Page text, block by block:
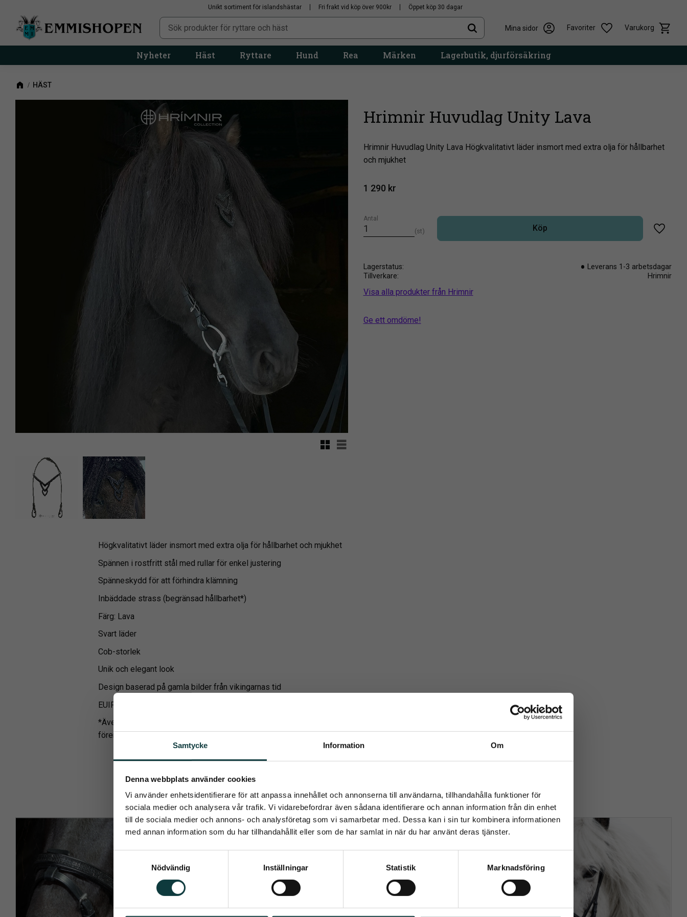
Samtycke Information Om
Denna webbplats använder cookies
Vi använder enhetsidentifierare för att anpassa innehållet och annonserna till användarna, tillhandahålla funktioner för
sociala medier och analysera vår trafik. Vi vidarebefordrar även sådana identifierare och annan information från din enhet
till de sociala medier och annons- och analysföretag som vi samarbetar med. Dessa kan i sin tur kombinera informationen
med annan information som du har tillhandahållit eller som de har samlat in när du har använt deras tjänster.
m
Nödvändig Inställningar Statistik Marknadsföring
Unikt sortiment för islandshästar Fri frakt vid köp över 900kr Öppet köp 30 dagar
Mina sidor Favoriter Varukorg
Önskelista
Nyheter Häst Ryttare Hund Rea Märken Lagerbutik, djurförsäkring
HÄST
Hrimnir Huvudlag Unity Lava
Hrimnir Huvudlag Unity Lava Högkvalitativt läder insmort med extra olja för hållbarhet
och mjukhet
Rutnätsvy
Listvy
1 290 kr
Antal
st Köp
Lägg
Lagerstatus
Leverans 1-3 arbetsdagar
Tillverkare
Hrimnir
Visa alla produkter från Hrimnir
Ge ett omdöme!
Högkvalitativt läder insmort med extra olja för hållbarhet och mjukhet
Spännen i rostfritt stål med rullar för enkel justering
Spänneskydd för att förhindra klämning
Inbäddade strass (begränsad hållbarhet*)
Färg: Lava
Svart läder
Cob-storlek
Unik och elegant look
Design baserad på gamla bilder från vikingarnas tid
EUIPO registrerad design
*Även vid normal användning kan det förväntas att enskilda stenar faller ut, eftersom hästar ofta gnuggar huvudet på benen eller andra
föremål (t.ex. stallvägg, staket etc.).
Relaterade produkter
close
Prenumerera på Emmishopens nyhetsbrev
Det allra senaste direkt i din inkorg
Prenumerera
Dina personuppgifter behandlas i enlighet med vår